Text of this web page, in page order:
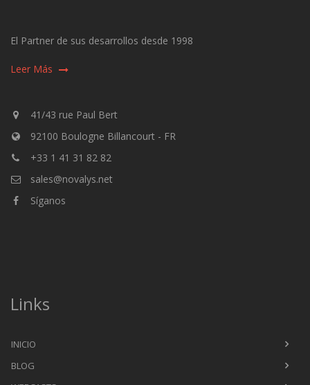
El Partner de sus desarrollos desde 1998
Leer Más
41/43 rue Paul Bert
92100 Boulogne Billancourt - FR
+33 1 41 31 82 82
sales@novalys.net
Síganos
Links
INICIO
BLOG